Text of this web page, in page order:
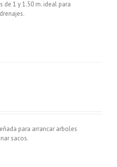
de 1 y 1.50 m. ideal para
para arrancar arboles
sacos.